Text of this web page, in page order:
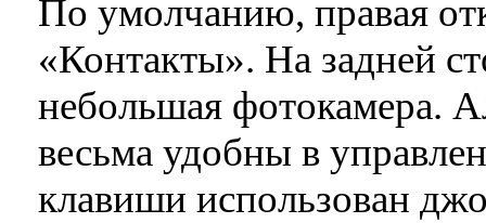
По умолчанию, правая
«Контакты». На задней
небольшая фотокамера.
весьма удобны в
клавиши использован